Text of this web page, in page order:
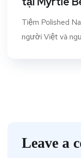
Tiệm Polished
người Việt và
Leave a